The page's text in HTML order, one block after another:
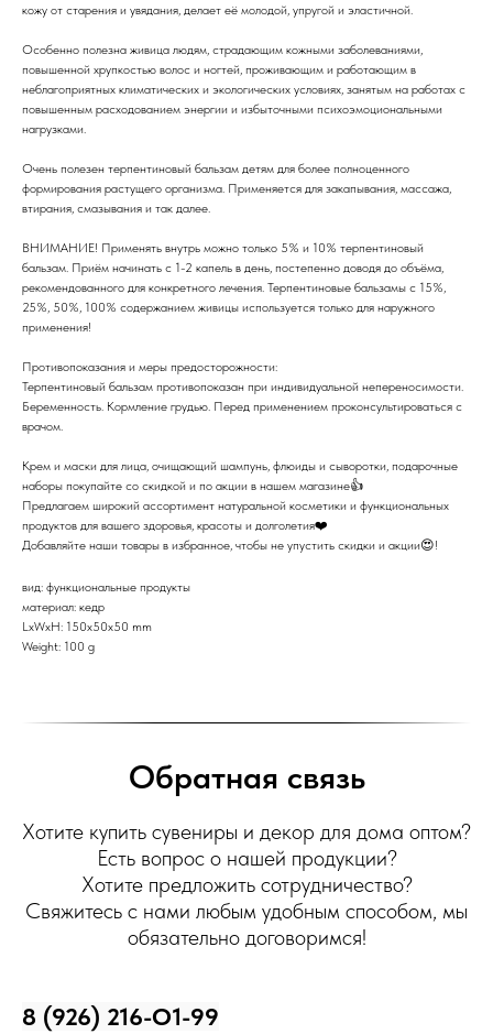
кожу от старения и увядания, делает её молодой, упругой и эластичной.
Особенно полезна живица людям, страдающим кожными заболеваниями,
повышенной хрупкостью волос и ногтей, проживающим и работающим в
неблагоприятных климатических и экологических условиях, занятым на работах с
повышенным расходованием энергии и избыточными психоэмоциональными
нагрузками.
Очень полезен терпентиновый бальзам детям для более полноценного
формирования растущего организма. Применяется для закапывания, массажа,
втирания, смазывания и так далее.
ВНИМАНИЕ! Применять внутрь можно только 5% и 10% терпентиновый
бальзам. Приём начинать с 1-2 капель в день, постепенно доводя до объёма,
рекомендованного для конкретного лечения. Терпентиновые бальзамы с 15%,
25%, 50%, 100% содержанием живицы используется только для наружного
применения!
Противопоказания и меры предосторожности:
Терпентиновый бальзам противопоказан при индивидуальной непереносимости.
Беременность. Кормление грудью. Перед применением проконсультироваться с
врачом.
Крем и маски для лица, очищающий шампунь, флюиды и сыворотки, подарочные
наборы покупайте со скидкой и по акции в нашем магазине👍
Предлагаем широкий ассортимент натуральной косметики и функциональных
продуктов для вашего здоровья, красоты и долголетия❤️
Добавляйте наши товары в избранное, чтобы не упустить скидки и акции😍!
вид: функциональные продукты
материал: кедр
LxWxH: 150x50x50 mm
Weight: 100 g
Обратная связь
Хотите купить сувениры и декор для дома оптом?
Есть вопрос о нашей продукции?
Хотите предложить сотрудничество?
Свяжитесь с нами любым удобным способом, мы
обязательно договоримся!
8 (926) 216-О1-99